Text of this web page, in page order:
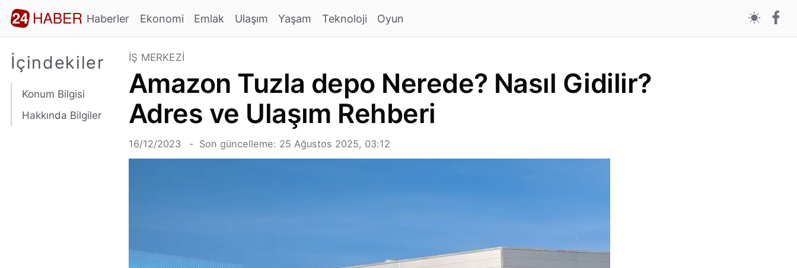
Haberler Ekonomi Emlak Ulaşım Yaşam Teknoloji Oyun
İçindekiler
Konum Bilgisi
Hakkında Bilgiler
İŞ MERKEZI
Amazon Tuzla depo Nerede? Nasıl Gidilir?
Adres ve Ulaşım Rehberi
16/12/2023 Son güncelleme: 25 Ağustos 2025, 03:12